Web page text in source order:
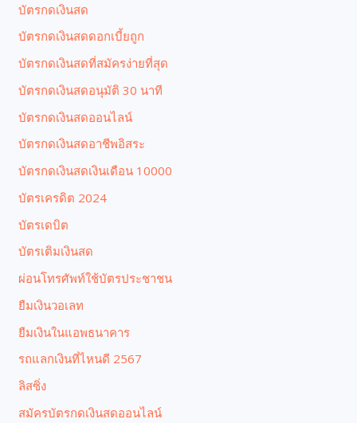
บัตรกดเงินสด
บัตรกดเงินสดดอกเบี้ยถูก
บัตรกดเงินสดที่สมัครง่ายที่สุด
บัตรกดเงินสดอนุมัติ 30 นาที
บัตรกดเงินสดออนไลน์
บัตรกดเงินสดอาชีพอิสระ
บัตรกดเงินสดเงินเดือน 10000
บัตรเครดิต 2024
บัตรเดบิต
บัตรเติมเงินสด
ผ่อนโทรศัพท์ใช้บัตรประชาชน
ยืมเงินวอเลท
ยืมเงินในแอพธนาคาร
รถแลกเงินที่ไหนดี 2567
ลิสซิ่ง
สมัครบัตรกดเงินสดออนไลน์